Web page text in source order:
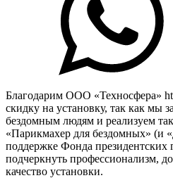
Благодарим ООО «Техносфера»
скидку на установку, так как мы
бездомным людям и реализуем
«Парикмахер для бездомных» (и
поддержке Фонда президентских
подчеркнуть профессионализм,
качество установки.